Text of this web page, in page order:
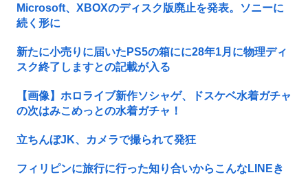
Microsoft、XBOXのディスク版廃止を発表。ソニーに
続く形に
新たに小売りに届いたPS5の箱にに28年1月に物理ディ
スク終了しますとの記載が入る
【画像】ホロライブ新作ソシャゲ、ドスケベ水着ガチャ
の次はみこめっとの水着ガチャ！
立ちんぼJK、カメラで撮られて発狂
フィリピンに旅行に行った知り合いからこんなLINEき